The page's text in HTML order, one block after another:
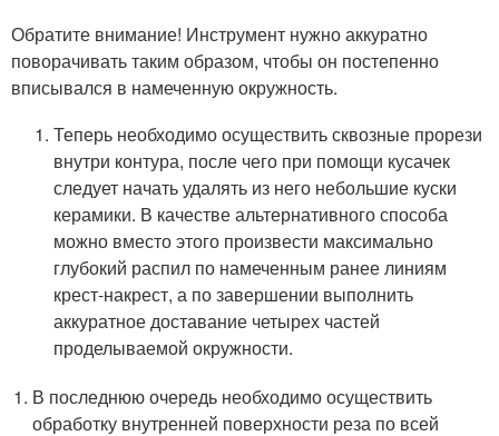
Обратите внимание! Инструмент нужно аккуратно
поворачивать таким образом, чтобы он постепенно
вписывался в намеченную окружность.
Теперь необходимо осуществить сквозные прорези
внутри контура, после чего при помощи кусачек
следует начать удалять из него небольшие куски
керамики. В качестве альтернативного способа
можно вместо этого произвести максимально
глубокий распил по намеченным ранее линиям
крест-накрест, а по завершении выполнить
аккуратное доставание четырех частей
проделываемой окружности.
В последнюю очередь необходимо осуществить
обработку внутренней поверхности реза по всей